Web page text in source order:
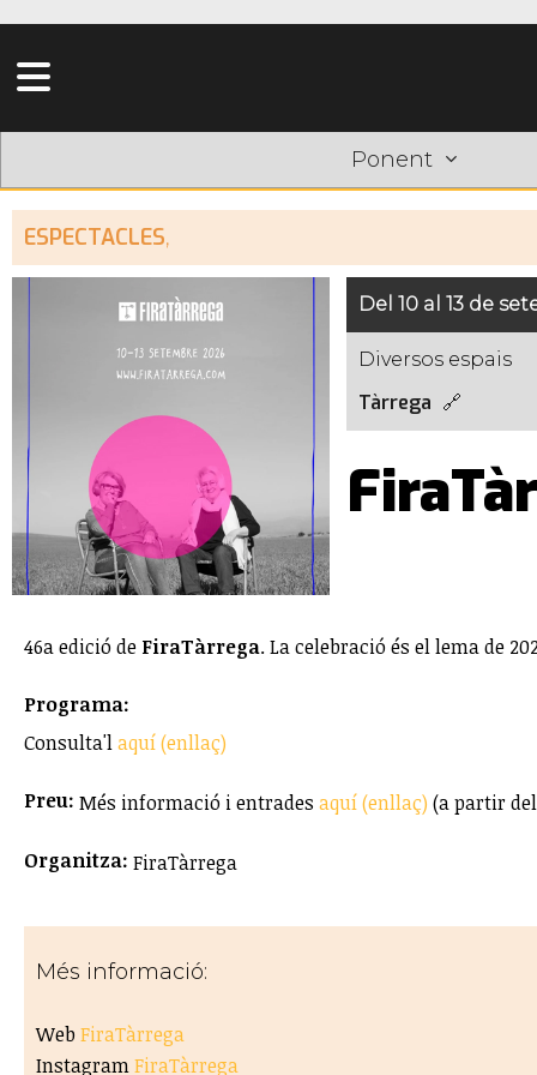
Ponent
ESPECTACLES,
Del 10 al 13 de
Diversos espais
Tàrrega
46a edició de FiraTàrrega. La celebració és el lema de
Programa:
Consulta'laquí (enllaç)
Preu: Més informació i entrades aquí (enllaç) (a partir
Organitza: FiraTàrrega
Més informació:
WebFiraTàrrega
InstagramFiraTàrrega